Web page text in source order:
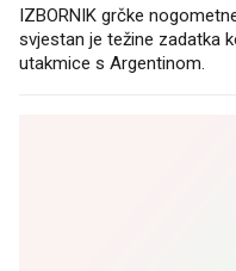
IZBORNIK grčke
svjestan je težine zadatka
utakmice s Argentinom.